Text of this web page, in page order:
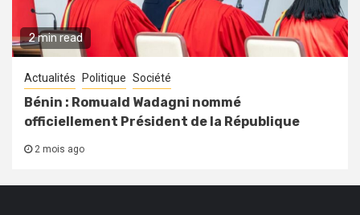
2 min read
Actualités Politique Société
Bénin : Romuald Wadagni nommé
officiellement Président de la République
2 mois ago